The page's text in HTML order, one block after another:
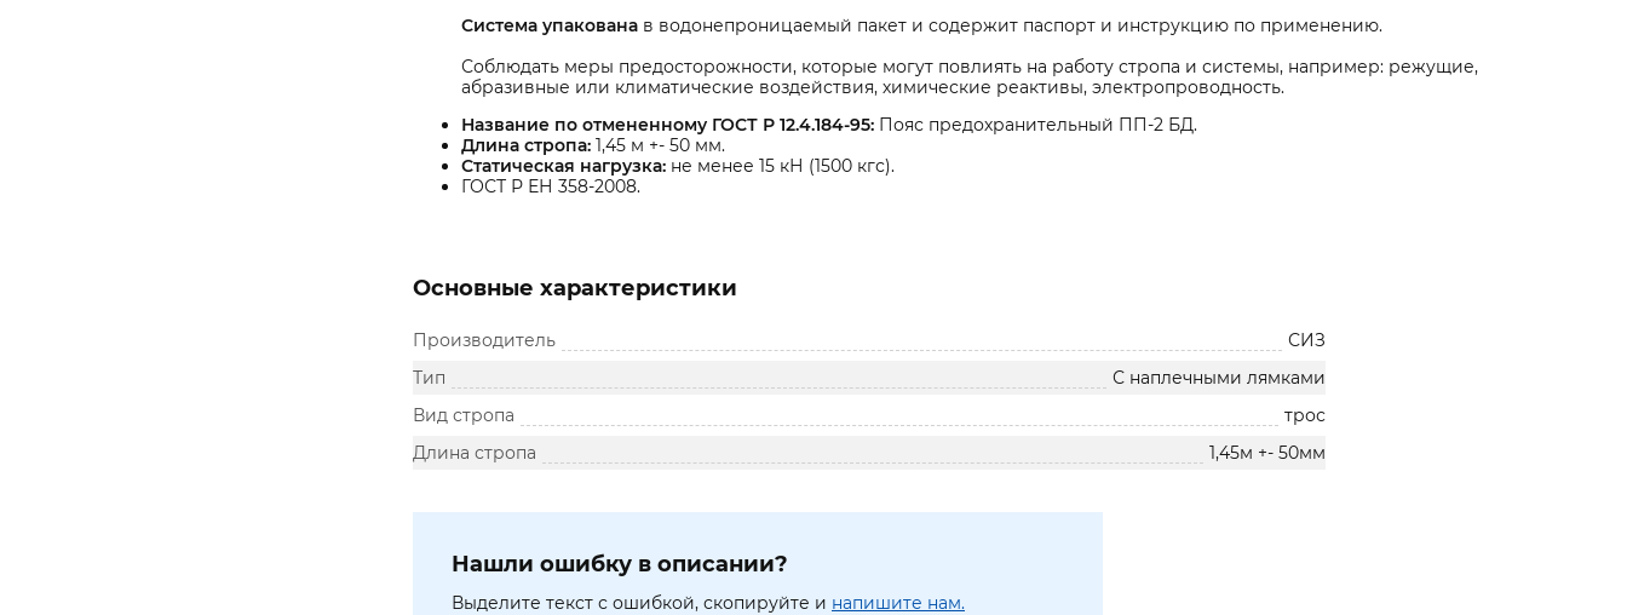
Система упакована в водонепроницаемый пакет и содержит паспорт и инструкцию по применению.
Соблюдать меры предосторожности, которые могут повлиять на работу стропа и системы, например: режущие,
абразивные или климатические воздействия, химические реактивы, электропроводность.
Название по отмененному ГОСТ Р 12.4.184-95: Пояс предохранительный ПП-2 БД.
Длина стропа: 1,45 м +- 50 мм.
Статическая нагрузка: не менее 15 кН (1500 кгс).
ГОСТ Р ЕН 358-2008.
Основные характеристики
Производитель
СИЗ
Тип
С наплечными лямками
Вид стропа
трос
Длина стропа
1,45м +- 50мм
Нашли ошибку в описании?
Выделите текст с ошибкой, скопируйте и напишите нам.